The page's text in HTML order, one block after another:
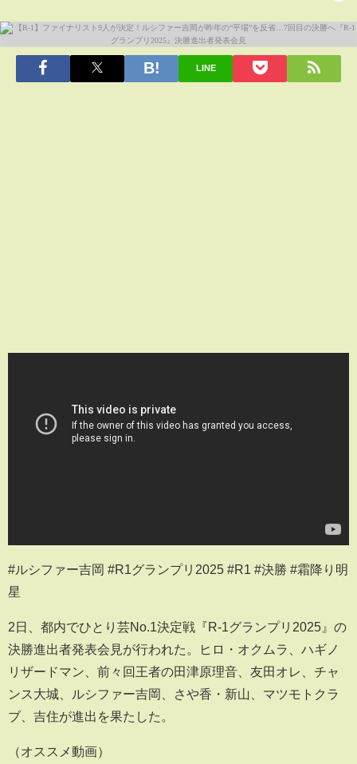
LINE
#ルシファー吉岡 #R1グランプリ2025 #R1 #決勝 #霜降り明
星
2日、都内でひとり芸No.1決定戦『R-1グランプリ2025』の
決勝進出者発表会見が行われた。ヒロ・オクムラ、ハギノ
リザードマン、前々回王者の田津原理音、友田オレ、チャ
ンス大城、ルシファー吉岡、さや香・新山、マツモトクラ
ブ、吉住が進出を果たした。
（オススメ動画）